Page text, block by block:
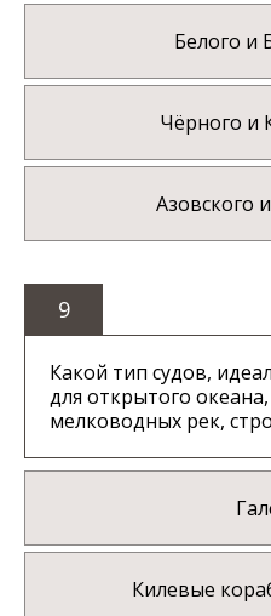
Белого и
Чёрного и
Азовского
9
Какой тип судов,
для открытого
мелководных рек,
Килевые